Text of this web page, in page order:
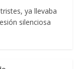
ya llevaba
silenciosa